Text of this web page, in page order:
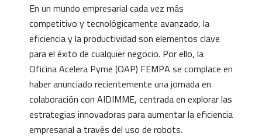
En un mundo empresarial cada vez más
competitivo y tecnológicamente avanzado, la
eficiencia y la productividad son elementos clave
para el éxito de cualquier negocio. Por ello, la
Oficina Acelera Pyme (OAP) FEMPA se complace en
haber anunciado recientemente una jornada en
colaboración con AIDIMME, centrada en explorar las
estrategias innovadoras para aumentar la eficiencia
empresarial a través del uso de robots.